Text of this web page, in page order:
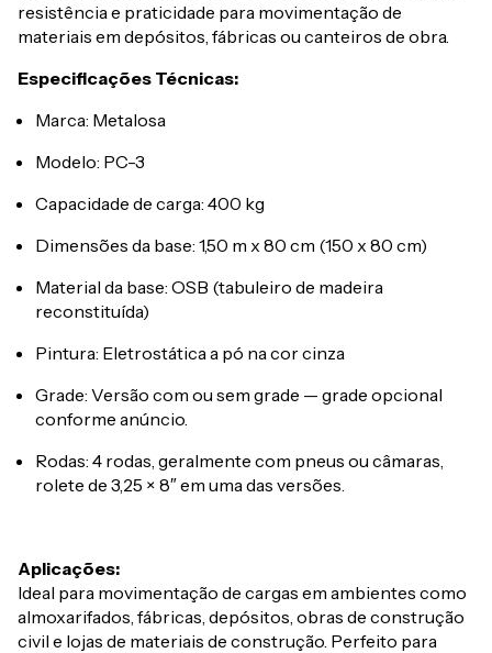
resistência e praticidade para movimentação de
materiais em depósitos, fábricas ou canteiros de obra.
Especificações Técnicas:
Marca: Metalosa
Modelo: PC-3
Capacidade de carga: 400 kg
Dimensões da base: 1,50 m x 80 cm (150 x 80 cm)
Material da base: OSB (tabuleiro de madeira
reconstituída)
Pintura: Eletrostática a pó na cor cinza
Grade: Versão com ou sem grade — grade opcional
conforme anúncio.
Rodas: 4 rodas, geralmente com pneus ou câmaras,
rolete de 3,25 × 8″ em uma das versões.
Aplicações:
Ideal para movimentação de cargas em ambientes como
almoxarifados, fábricas, depósitos, obras de construção
civil e lojas de materiais de construção. Perfeito para